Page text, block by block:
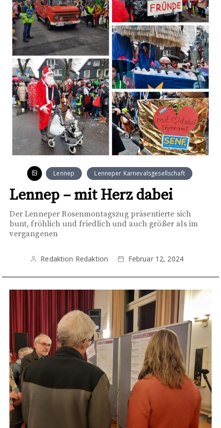
Lennep Lenneper Karnevalsgesellschaft
Lennep – mit Herz dabei
Der Lenneper Rosenmontagszug präsentierte sich
bunt, fröhlich und friedlich und auch größer als im
vergangenen
Redaktion Redaktion Februar 12, 2024